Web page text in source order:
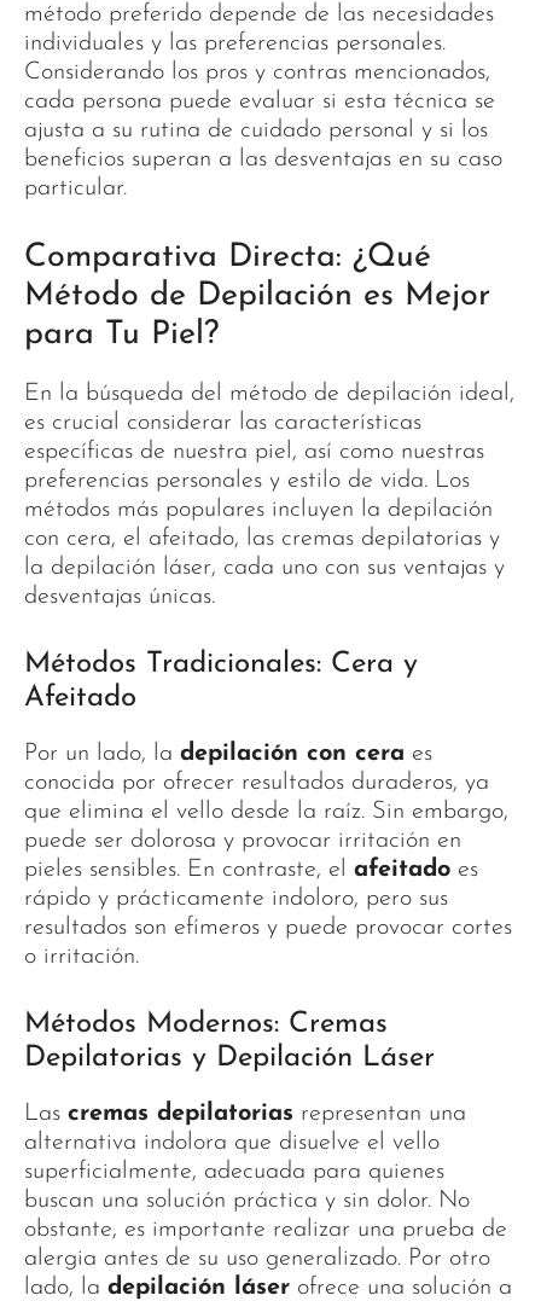
método preferido depende de las necesidades
individuales y las preferencias personales.
Considerando los pros y contras mencionados,
cada persona puede evaluar si esta técnica se
ajusta a su rutina de cuidado personal y si los
beneficios superan a las desventajas en su caso
particular.
Comparativa Directa: ¿Qué
Método de Depilación es Mejor
para Tu Piel?
En la búsqueda del método de depilación ideal,
es crucial considerar las características
específicas de nuestra piel, así como nuestras
preferencias personales y estilo de vida. Los
métodos más populares incluyen la depilación
con cera, el afeitado, las cremas depilatorias y
la depilación láser, cada uno con sus ventajas y
desventajas únicas.
Métodos Tradicionales: Cera y
Afeitado
Por un lado, la depilación con cera es
conocida por ofrecer resultados duraderos, ya
que elimina el vello desde la raíz. Sin embargo,
puede ser dolorosa y provocar irritación en
pieles sensibles. En contraste, el afeitado es
rápido y prácticamente indoloro, pero sus
resultados son efímeros y puede provocar cortes
o irritación.
Métodos Modernos: Cremas
Depilatorias y Depilación Láser
Las cremas depilatorias representan una
alternativa indolora que disuelve el vello
superficialmente, adecuada para quienes
buscan una solución práctica y sin dolor. No
obstante, es importante realizar una prueba de
alergia antes de su uso generalizado. Por otro
lado, la depilación láser ofrece una solución a